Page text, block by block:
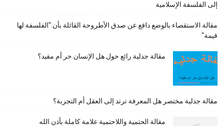
إلى الفلسفة الإسلامية
مقالة الاستقصاء بالوضع دافع عن صدق الأطروحة القائلة بأن:"الفلسفة لها
قيمة"
مقالة جدلية رائع حول هل الإنسان حر أم مقيد؟
مقالة جدلية مختصر هل المعرفة ترتد إلى العقل أم التجربة؟
مقالة الحتمية واللاحتمية علامة كاملة بأذن الله